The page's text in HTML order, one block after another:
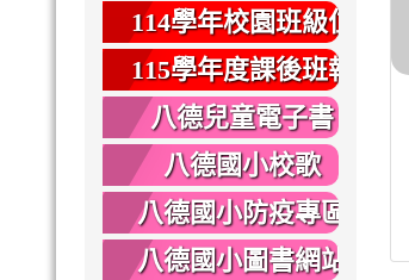
專區
114學年校園班級位
置圖
115學年度課後班報
名
八德兒童電子書
八德國小校歌
八德國小防疫專區
八德國小圖書網站